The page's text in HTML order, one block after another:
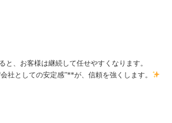
と、お客様は継続して任せやすくなります。
社としての安定感”**が、信頼を強くします。